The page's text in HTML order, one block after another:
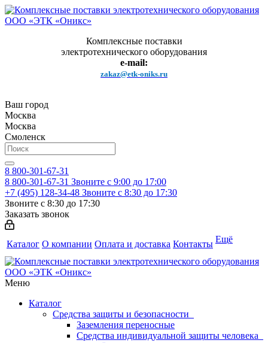
Комплексные поставки
электротехнического оборудования
e-mail:
zakaz@etk-oniks.ru
Ваш город
Москва
Москва
Смоленск
8 800-301-67-31
8 800-301-67-31 Звоните с 9:00 до 17:00
+7 (495) 128-34-48 Звоните с 8:30 до 17:30
Звоните с 8:30 до 17:30
Заказать звонок
Каталог О компании Оплата и доставка Контакты Ещё
Меню
Каталог
Средства защиты и безопасности
Заземления переносные
Средства индивидуальной защиты человека